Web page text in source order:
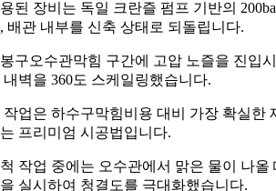
된 장비는 독일 크란즐 펌프 기반의
배관 내부를 신축 상태로 되돌립니다.
구오수관막힘 구간에 고압 노즐을 진입
내벽을 360도 스케일링했습니다.
작업은 하수구막힘비용 대비 가장 확실한
프리미엄 시공법입니다.
작업 중에는 오수관에서 맑은 물이 나올
실시하여 청결도를 극대화했습니다.